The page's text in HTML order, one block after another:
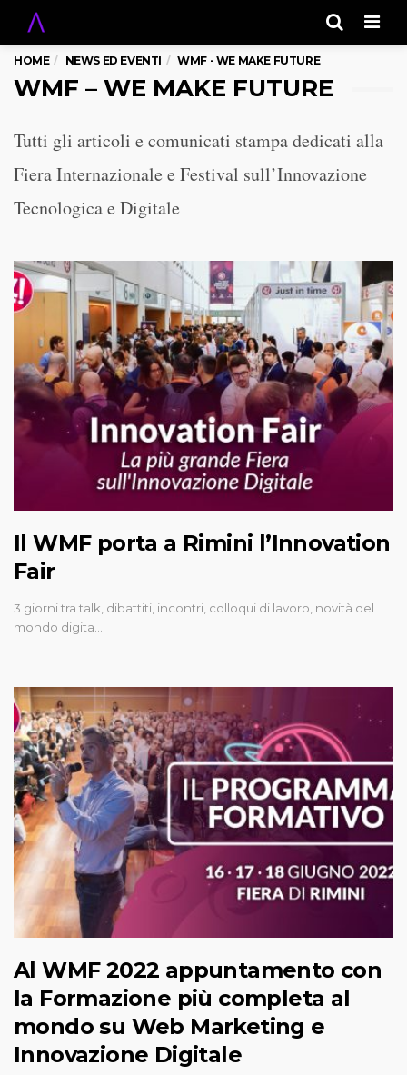
HOME NEWS ED EVENTI WMF - WE MAKE FUTURE
WMF – WE MAKE FUTURE
Tutti gli articoli e comunicati stampa dedicati alla
Fiera Internazionale e Festival sull’Innovazione
Tecnologica e Digitale
Il WMF porta a Rimini l’Innovation
Fair
3 giorni tra talk, dibattiti, incontri, colloqui di lavoro, novità del
mondo digita…
Al WMF 2022 appuntamento con
la Formazione più completa al
mondo su Web Marketing e
Innovazione Digitale